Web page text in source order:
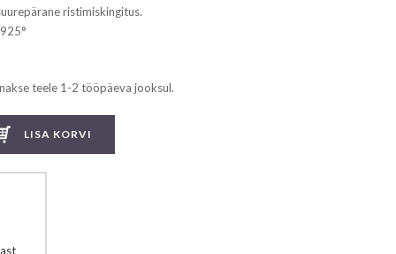
ristimiskingitus.
teele 1-2 tööpäeva jooksul.
LISA KORVI